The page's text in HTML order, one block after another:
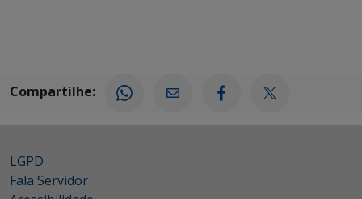
Compartilhe:
LGPD
Fala Servidor